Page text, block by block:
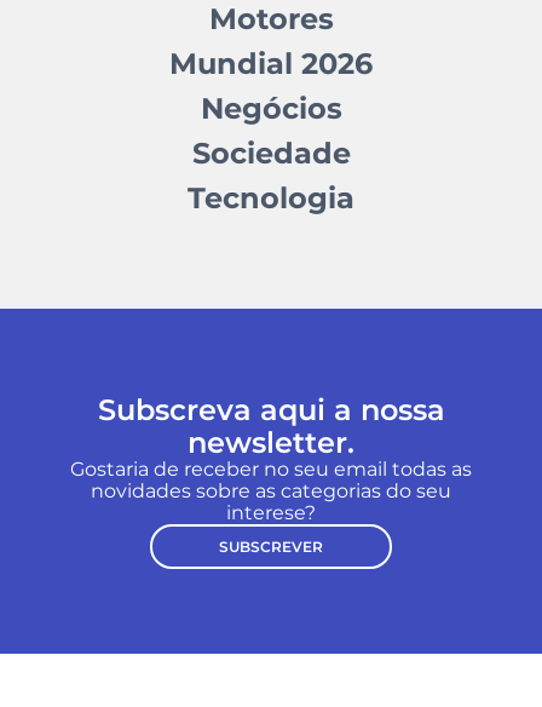
Motores
Mundial 2026
Negócios
Sociedade
Tecnologia
Subscreva aqui a nossa
newsletter.
Gostaria de receber no seu email todas as
novidades sobre as categorias do seu
interese?
SUBSCREVER